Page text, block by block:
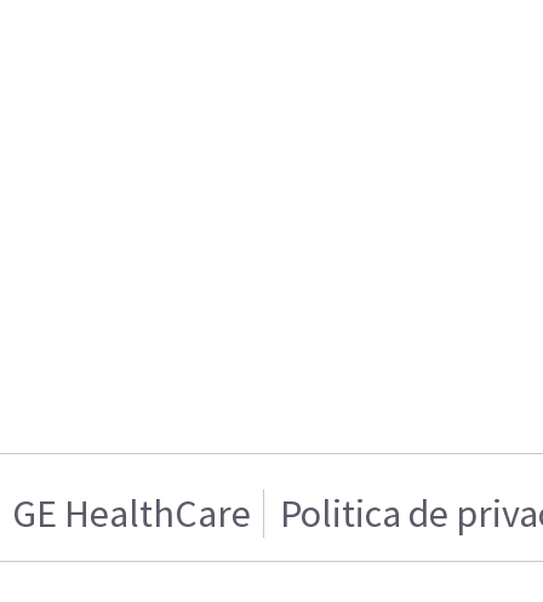
GE HealthCare Politica de